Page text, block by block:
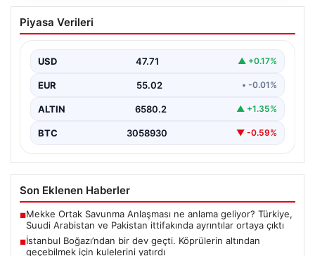
İstanbul Boğazı’ndan bir dev geçti.
Köprülerin altından geçebilmek için
Piyasa Verileri
USD 47.71 ▲ +0.17%
EUR 55.02 • -0.01%
ALTIN 6580.2 ▲ +1.35%
BTC 3058930 ▼ -0.59%
Son Eklenen Haberler
■Mekke Ortak Savunma Anlaşması ne anlama geliyor? Türkiye,
Suudi Arabistan ve Pakistan ittifakında ayrıntılar ortaya çıktı
■İstanbul Boğazı’ndan bir dev geçti. Köprülerin altından
geçebilmek için kulelerini yatırdı